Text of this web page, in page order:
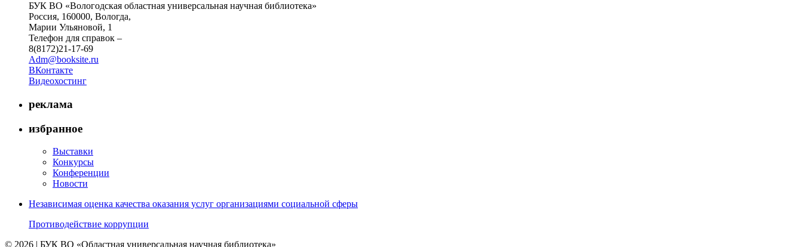
БУК ВО «Вологодская областная универсальная научная библиотека»
Россия, 160000, Вологда,
Марии Ульяновой, 1
Телефон для справок –
8(8172)21-17-69
Adm@booksite.ru
ВКонтакте
Видеохостинг
реклама
избранное
Выставки
Конкурсы
Конференции
Новости
Независимая оценка качества оказания услуг организациями социальной сферы
Противодействие коррупции
© 2026 | БУК ВО «Областная универсальная научная библиотека»